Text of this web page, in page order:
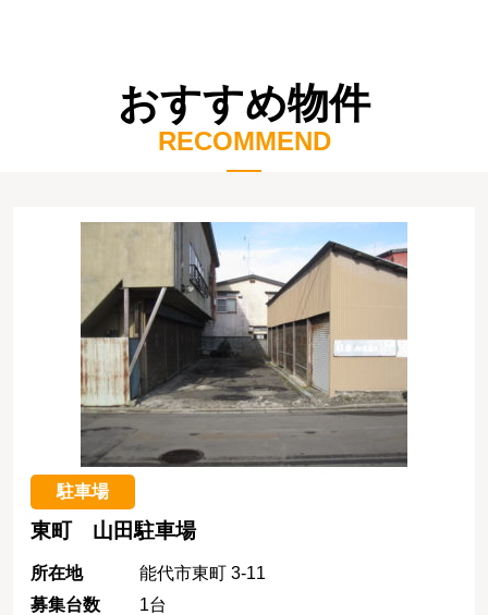
おすすめ物件
RECOMMEND
駐車場
東町 山田駐車場
所在地
能代市東町 3-11
募集台数
1台